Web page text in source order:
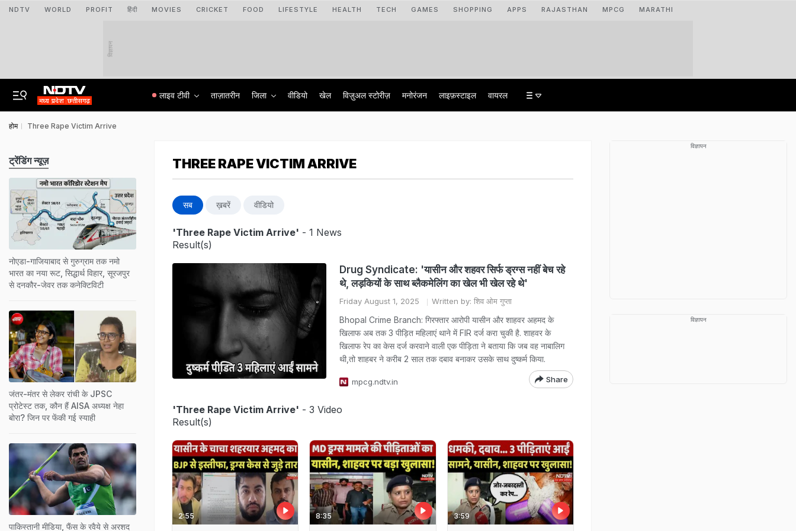
NDTV WORLD PROFIT हिंदी MOVIES CRICKET FOOD LIFESTYLE HEALTH TECH GAMES SHOPPING APPS RAJASTHAN MPCG MARATHI
विज्ञापन
लाइव टीवी ताज़ातरीन जिला वीडियो खेल विज़ुअल स्टोरीज़ मनोरंजन लाइफ़स्टाइल वायरल
होम Three Rape Victim Arrive
THREE RAPE VICTIM ARRIVE
सब ख़बरें वीडियो
'Three Rape Victim Arrive' - 1 News
Result(s)
Drug Syndicate: 'यासीन और शहवर सिर्फ ड्रग्स नहीं बेच रहे
थे, लड़कियों के साथ ब्लैकमेलिंग का खेल भी खेल रहे थे'
Friday August 1, 2025 Written by: शिव ओम गुप्ता
Bhopal Crime Branch: गिरफ्तार आरोपी यासीन और शाहवर अहमद के
खिलाफ अब तक 3 पीड़ित महिलाएं थाने में FIR दर्ज करा चुकी है. शाहवर के
खिलाफ रेप का केस दर्ज करवाने वाली एक पीड़िता ने बताया कि जब वह नाबालिग
थी,तो शाहबर ने करीब 2 साल तक दबाव बनाकर उसके साथ दुष्कर्म किया.
mpcg.ndtv.in Share
'Three Rape Victim Arrive' - 3 Video
Result(s)
2:55 8:35 3:59
ट्रेंडिंग न्यूज़
नोएडा-गाजियाबाद से गुरुग्राम तक नमो
भारत का नया रूट, सिद्धार्थ विहार, सूरजपुर
से दनकौर-जेवर तक कनेक्टिविटी
जंतर-मंतर से लेकर रांची के JPSC
प्रोटेस्ट तक, कौन हैं AISA अध्यक्ष नेहा
बोरा? जिन पर फेंकी गई स्याही
पाकिस्तानी मीडिया, फैंस के रवैये से अरशद
विज्ञापन
विज्ञापन